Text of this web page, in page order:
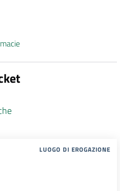
LUOGO DI EROGAZIONE